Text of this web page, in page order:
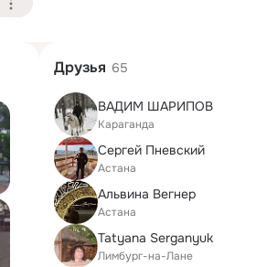
Друзья 65
ВАДИМ ШАРИПОВ
Караганда
Сергей Пневский
Астана
Альвина Вегнер
Астана
Tatyana Serganyuk
Лимбург-на-Лане